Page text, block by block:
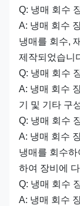
Q: 냉매 회수
A: 냉매 회수
냉매를 회수,
제작되었습니
Q: 냉매 회수
A: 냉매 회수
기 및 기타 구
Q: 냉매 회수
A: 냉매 회수
냉매를 회수
하여 장비에
Q: 냉매 회수
A: 냉매 회수